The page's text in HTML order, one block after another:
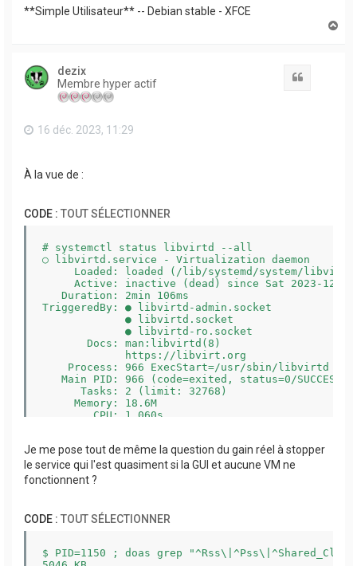
**Simple Utilisateur** -- Debian stable - XFCE
dezix
Membre hyper actif
16 déc. 2023, 11:29
À la vue de :
CODE : TOUT SÉLECTIONNER
# systemctl status libvirtd --all
○ libvirtd.service - Virtualization daemon
Loaded: loaded (/lib/systemd/system/
Active: inactive (dead) since Sat 2023-12-
   Duration: 2min 106ms
TriggeredBy: ● libvirtd-admin.socket
             ● libvirtd.socket
             ● libvirtd-ro.socket
       Docs: man:libvirtd(8)
             https://libvirt.org
Process: 966 ExecStart=/usr/sbin/libvirtd
   Main PID: 966 (code=exited, status=0/SUCCESS)
      Tasks: 2 (limit: 32768)
     Memory: 18.6M
        CPU: 1.060s
└─1151 /usr/sbin/dnsmasq --conf-
...
Dec 16 09:05:17 deb12 systemd[1]:
Je me pose tout de même la question du gain réel à stopper
le service qui l'est quasiment si la GUI et aucune VM ne
fonctionnent ?
CODE : TOUT SÉLECTIONNER
$ PID=1150 ; doas grep